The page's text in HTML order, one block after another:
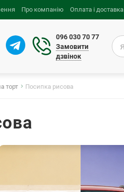
Про компанію Оплата і доставка
096 030 70 77
Замовити
дзвінок
торт Посипка рисова